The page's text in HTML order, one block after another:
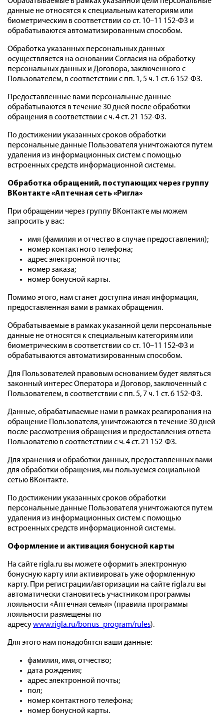
данные не относятся к специальным категориям или
биометрическим в соответствии со ст. 10–11 152-ФЗ и
обрабатываются автоматизированным способом.
Обработка указанных персональных данных
осуществляется на основании Согласия на обработку
персональных данных и Договора, заключенного с
Пользователем, в соответствии с пп. 1, 5 ч. 1 ст. 6 152-ФЗ.
Предоставленные вами персональные данные
обрабатываются в течение 30 дней после обработки
обращения в соответствии с ч. 4 ст. 21 152-ФЗ.
По достижении указанных сроков обработки
персональные данные Пользователя уничтожаются путем
удаления из информационных систем с помощью
встроенных средств информационной системы.
Обработка обращений, поступающих через группу
ВКонтакте «Аптечная сеть «Ригла»
При обращении через группу ВКонтакте мы можем
запросить у вас:
имя (фамилия и отчество в случае предоставления);
номер контактного телефона;
адрес электронной почты;
номер заказа;
номер бонусной карты.
Помимо этого, нам станет доступна иная информация,
предоставленная вами в рамках обращения.
Обрабатываемые в рамках указанной цели персональные
данные не относятся к специальным категориям или
биометрическим в соответствии со ст. 10–11 152-ФЗ и
обрабатываются автоматизированным способом.
Для Пользователей правовым основанием будет являться
законный интерес Оператора и Договор, заключенный с
Пользователем, в соответствии с пп. 5, 7 ч. 1 ст. 6 152-ФЗ.
Данные, обрабатываемые нами в рамках реагирования на
обращение Пользователя, уничтожаются в течение 30 дней
после рассмотрения обращения и предоставления ответа
Пользователю в соответствии с ч. 4 ст. 21 152-ФЗ.
Для хранения и обработки данных, предоставленных вами
для обработки обращения, мы пользуемся социальной
сетью ВКонтакте.
По достижении указанных сроков обработки
персональные данные Пользователя уничтожаются путем
удаления из информационных систем с помощью
встроенных средств информационной системы.
Оформление и активация бонусной карты
На сайте rigla.ru вы можете оформить электронную
бонусную карту или активировать уже оформленную
карту. При регистрации/авторизации на сайте rigla.ru вы
автоматически становитесь участником программы
лояльности «Аптечная семья» (правила программы
лояльности размещены по
адресуwww.rigla.ru/bonus_program/rules).
Для этого нам понадобятся ваши данные:
фамилия, имя, отчество;
дата рождения;
адрес электронной почты;
пол;
номер контактного телефона;
номер бонусной карты.